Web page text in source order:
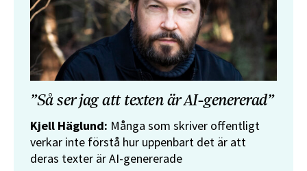
”Så ser jag att texten är AI-genererad”
Kjell Häglund: Många som skriver offentligt
verkar inte förstå hur uppenbart det är att
deras texter är AI-genererade